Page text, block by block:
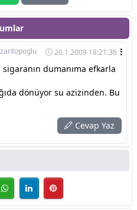
20.1.2009 18:21:36
sigaranın dumanıma efkarla
dönüyor su azizinden. Bu
Cevap Yaz